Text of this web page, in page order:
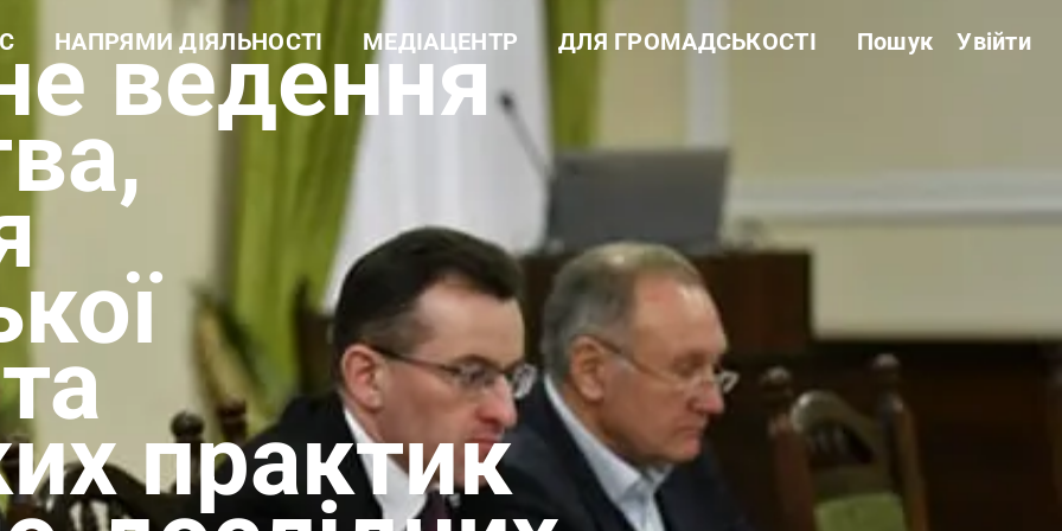
документи
НАПРЯМИ ДІЯЛЬНОСТІ
Навчальна робота
Науково-дослідна робота
Еколого-просвітницька
діяльність
Лісогосподарська
діяльність
Виробнича діяльність
МЕДІАЦЕНТР
Новини
Фотогалерея
Відеогалерея
ДЛЯ ГРОМАДСЬКОСТІ
Антикорупційні заходи
Пошук Увійти
ведення
практик